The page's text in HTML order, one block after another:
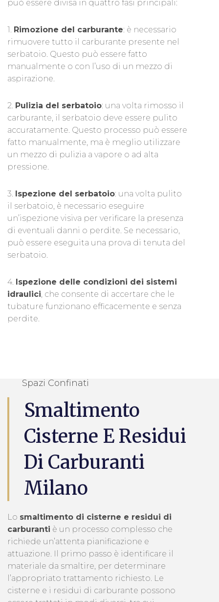
può essere divisa in quattro fasi principali:
1. Rimozione del carburante: è necessario
rimuovere tutto il carburante presente nel
serbatoio. Questo può essere fatto
manualmente o con l’uso di un mezzo di
aspirazione.
2. Pulizia del serbatoio: una volta rimosso il
carburante, il serbatoio deve essere pulito
accuratamente. Questo processo può essere
fatto manualmente, ma è meglio utilizzare
un mezzo di pulizia a vapore o ad alta
pressione.
3. Ispezione del serbatoio: una volta pulito
il serbatoio, è necessario eseguire
un’ispezione visiva per verificare la presenza
di eventuali danni o perdite. Se necessario,
può essere eseguita una prova di tenuta del
serbatoio.
4. Ispezione delle condizioni dei sistemi
idraulici, che consente di accertare che le
tubature funzionano efficacemente e senza
perdite.
Spazi Confinati
Smaltimento
Cisterne E Residui
Di Carburanti
Milano
Lo smaltimento di cisterne e residui di
carburanti è un processo complesso che
richiede un’attenta pianificazione e
attuazione. Il primo passo è identificare il
materiale da smaltire, per determinare
l’appropriato trattamento richiesto. Le
cisterne e i residui di carburante possono